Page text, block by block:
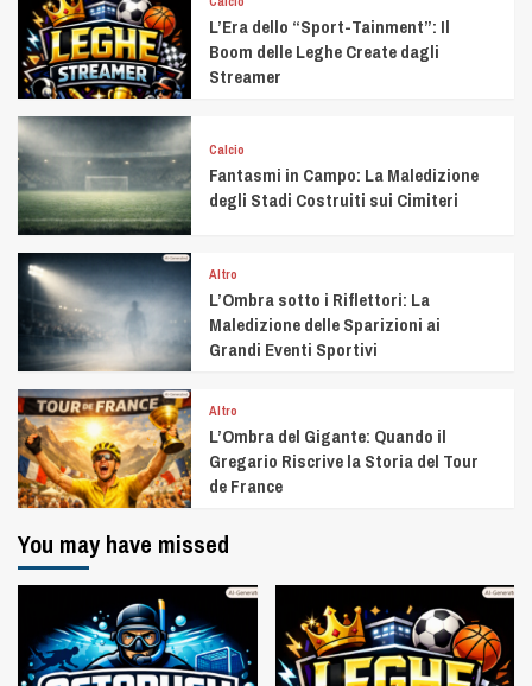
L’Era dello “Sport-Tainment”: Il
Boom delle Leghe Create dagli
Streamer
Calcio
Fantasmi in Campo: La Maledizione
degli Stadi Costruiti sui Cimiteri
Altro
L’Ombra sotto i Riflettori: La
Maledizione delle Sparizioni ai
Grandi Eventi Sportivi
Altro
L’Ombra del Gigante: Quando il
Gregario Riscrive la Storia del Tour
de France
You may have missed